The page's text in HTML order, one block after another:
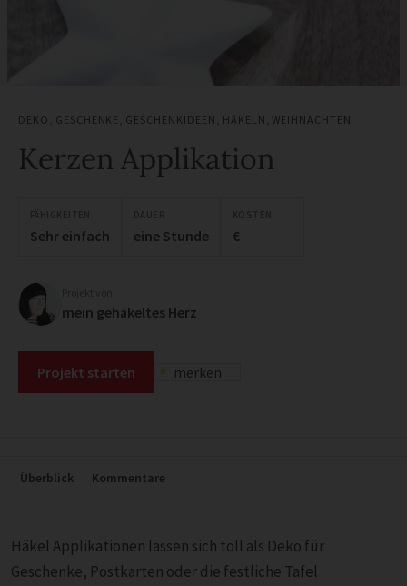
DEKO GESCHENKE GESCHENKIDEEN HÄKELN WEIHNACHTEN
Kerzen Applikation
Sehr einfach eine Stunde €
mein gehäkeltes Herz
Projekt starten merken
Überblick Kommentare
Häkel Applikationen lassen sich toll als Deko für
Geschenke, Postkarten oder die festliche Tafel